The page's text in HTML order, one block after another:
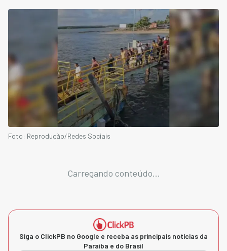
Foto: Reprodução/Redes Sociais
Carregando conteúdo...
Siga o ClickPB no Google e receba as principais notícias da
Paraíba e do Brasil